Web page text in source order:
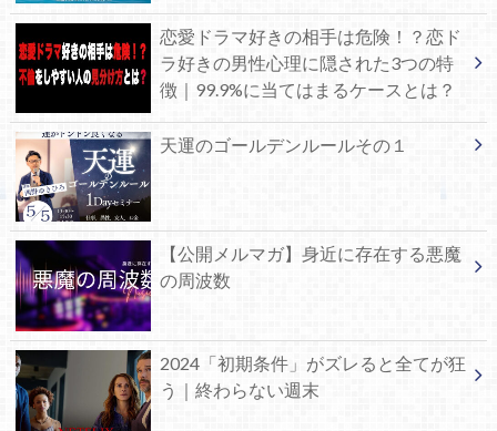
恋愛ドラマ好きの相手は危険！？恋ド
ラ好きの男性心理に隠された3つの特
徴｜99.9%に当てはまるケースとは？
天運のゴールデンルールその１
【公開メルマガ】身近に存在する悪魔
の周波数
2024「初期条件」がズレると全てが狂
う｜終わらない週末